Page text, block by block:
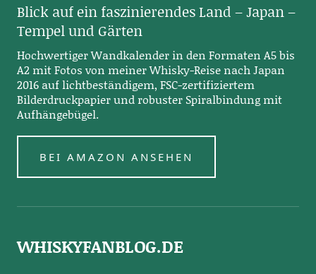
Blick auf ein faszinierendes Land – Japan –
Tempel und Gärten
Hochwertiger Wandkalender in den Formaten A5 bis
A2 mit Fotos von meiner Whisky-Reise nach Japan
2016 auf lichtbeständigem, FSC-zertifiziertem
Bilderdruckpapier und robuster Spiralbindung mit
Aufhängebügel.
BEI AMAZON ANSEHEN
WHISKYFANBLOG.DE